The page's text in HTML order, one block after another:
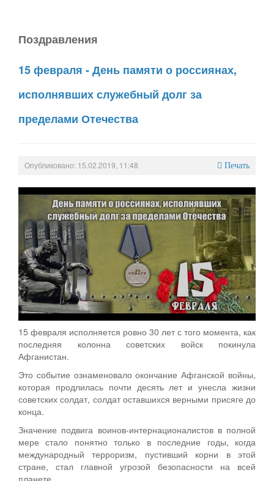
Поздравления
15 февраля - День памяти о россиянах,
исполнявших служебный долг за
пределами Отечества
Опубликовано: 15.02.2019, 11:48 Печать
15 февраля исполняется ровно 30 лет с того момента, как
последняя колонна советских войск покинула
Афганистан.
Это событие ознаменовало окончание Афганской войны,
которая продлилась почти десять лет и унесла жизни
советских солдат, солдат оставшихся верными присяге до
конца.
Значение подвига воинов-интернационалистов в полной
мере стало понятно только в последние годы, когда
международный терроризм, пустивший корни в этой
стране, стал главной угрозой безопасности на всей
планете.